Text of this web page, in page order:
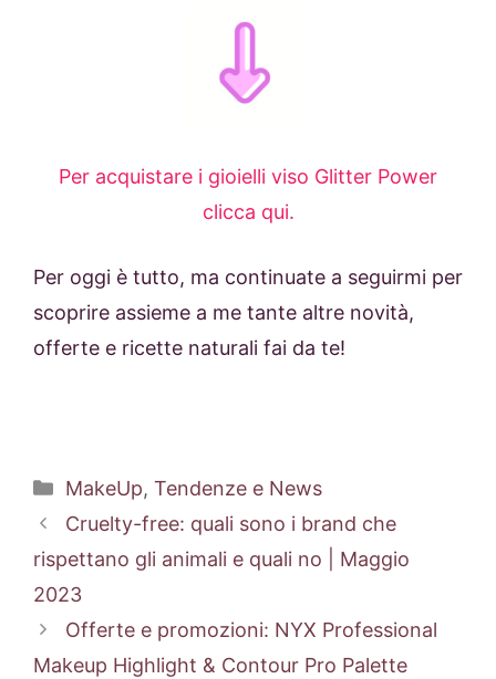
Per acquistare i gioielli viso Glitter Power
clicca qui.
Per oggi è tutto, ma continuate a seguirmi per
scoprire assieme a me tante altre novità,
offerte e ricette naturali fai da te!
Categorie
MakeUp, Tendenze e News
Cruelty-free: quali sono i brand che
rispettano gli animali e quali no | Maggio
2023
Offerte e promozioni: NYX Professional
Makeup Highlight & Contour Pro Palette